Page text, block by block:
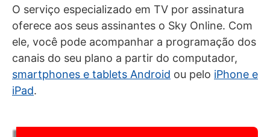
O serviço especializado em TV por assinatura
oferece aos seus assinantes o Sky Online. Com
ele, você pode acompanhar a programação dos
canais do seu plano a partir do computador,
smartphones e tablets Android ou pelo iPhone e
iPad.